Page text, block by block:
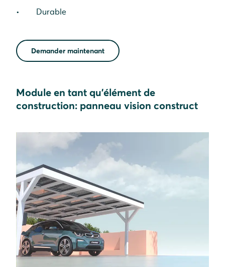
Durable
Demander maintenant
Module en tant qu'élément de
construction: panneau vision construct